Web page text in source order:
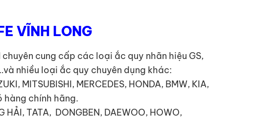
VĨNH LONG
chuyên cung cấp các loại ắc quy nhãn hiệu GS,
nhiều loại ắc quy chuyên dụng khác:
MITSUBISHI, MERCEDES, HONDA, BMW, KIA,
hàng chính hãng.
HẢI, TATA, DONGBEN, DAEWOO, HOWO,